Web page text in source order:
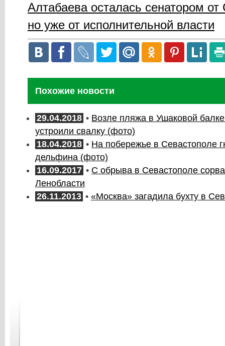
Алтабаева осталась сенатором от
но уже от исполнительной власти
Похожие новости
29.04.2018 • Возле пляжа в Ушаковой
устроили свалку (фото)
18.04.2018 • На побережье в Севастополе
дельфина (фото)
16.09.2017 • С обрыва в Севастополе
Ленобласти
26.11.2013 • «Москва» загадила бухту в